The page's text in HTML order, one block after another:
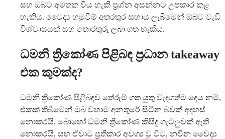
සහ ඔබට අමතක විය හැකි ප්‍රශ්න අසන්නට උපකාර කළ
හැකිය. වෛද්‍ය හමුවීම් අතරතුර සහාය ලැබීමෙන් ඔබට වැඩි
විශ්වාසයක් සහ තොරතුරු ලබා ගත හැකිය.
ධමනි ත්‍රිකෝණ පිළිබඳ ප්‍රධාන takeaway
එක කුමක්ද?
ධමනි ත්‍රිකෝණ පිළිබඳව තේරුම් ගත යුතු වැදගත්ම දෙය නම්,
එකක් තිබීමෙන් ඔබ වහාම අනතුරේ සිටින බවක් අදහස්
නොකරයි. බොහෝ ධමනි ත්‍රිකෝණ කිසිදු ගැටලුවක් ඇති
නොකරයි, සහ ඒවාට ප්‍රතිකාර අවශ්‍ය වූ විට, නවීන වෛද්‍ය